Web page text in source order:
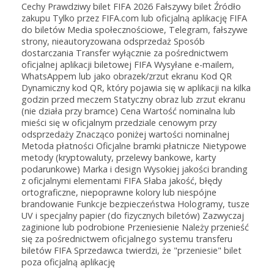
Cechy Prawdziwy bilet FIFA 2026 Fałszywy bilet Źródło
zakupu Tylko przez FIFA.com lub oficjalną aplikację FIFA
do biletów Media społecznościowe, Telegram, fałszywe
strony, nieautoryzowana odsprzedaż Sposób
dostarczania Transfer wyłącznie za pośrednictwem
oficjalnej aplikacji biletowej FIFA Wysyłane e-mailem,
WhatsAppem lub jako obrazek/zrzut ekranu Kod QR
Dynamiczny kod QR, który pojawia się w aplikacji na kilka
godzin przed meczem Statyczny obraz lub zrzut ekranu
(nie działa przy bramce) Cena Wartość nominalna lub
mieści się w oficjalnym przedziale cenowym przy
odsprzedaży Znacząco poniżej wartości nominalnej
Metoda płatności Oficjalne bramki płatnicze Nietypowe
metody (kryptowaluty, przelewy bankowe, karty
podarunkowe) Marka i design Wysokiej jakości branding
z oficjalnymi elementami FIFA Słaba jakość, błędy
ortograficzne, niepoprawne kolory lub niespójne
brandowanie Funkcje bezpieczeństwa Hologramy, tusze
UV i specjalny papier (do fizycznych biletów) Zazwyczaj
zaginione lub podrobione Przeniesienie Należy przenieść
się za pośrednictwem oficjalnego systemu transferu
biletów FIFA Sprzedawca twierdzi, że "przeniesie" bilet
poza oficjalną aplikację